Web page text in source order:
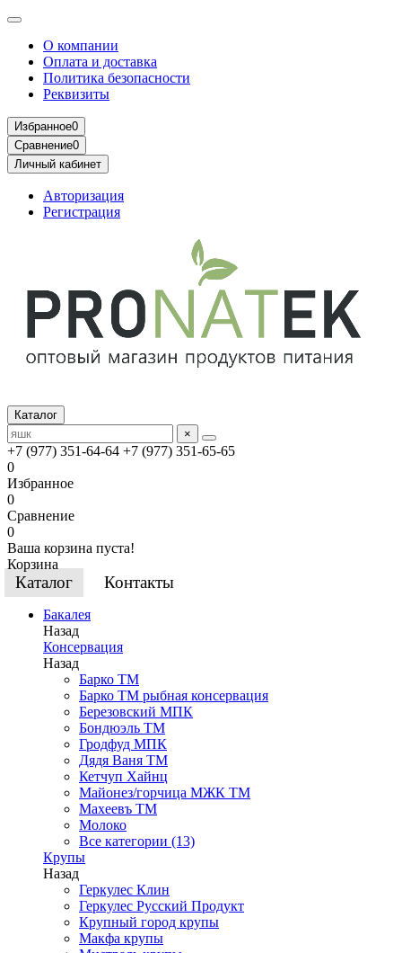
О компании
Оплата и доставка
Политика безопасности
Реквизиты
Избранное0
Сравнение0
Личный кабинет
Авторизация
Регистрация
Каталог
×
+7 (977) 351-64-64 +7 (977) 351-65-65
0
Избранное
0
Сравнение
0
Ваша корзина пуста!
Корзина
Каталог Контакты
Бакалея
Назад
Консервация
Назад
Барко ТМ
Барко ТМ рыбная консервация
Березовский МПК
Бондюэль ТМ
Гродфуд МПК
Дядя Ваня ТМ
Кетчуп Хайнц
Майонез/горчица МЖК ТМ
Махеевъ ТМ
Молоко
Все категории (13)
Крупы
Назад
Геркулес Клин
Геркулес Русский Продукт
Крупный город крупы
Макфа крупы